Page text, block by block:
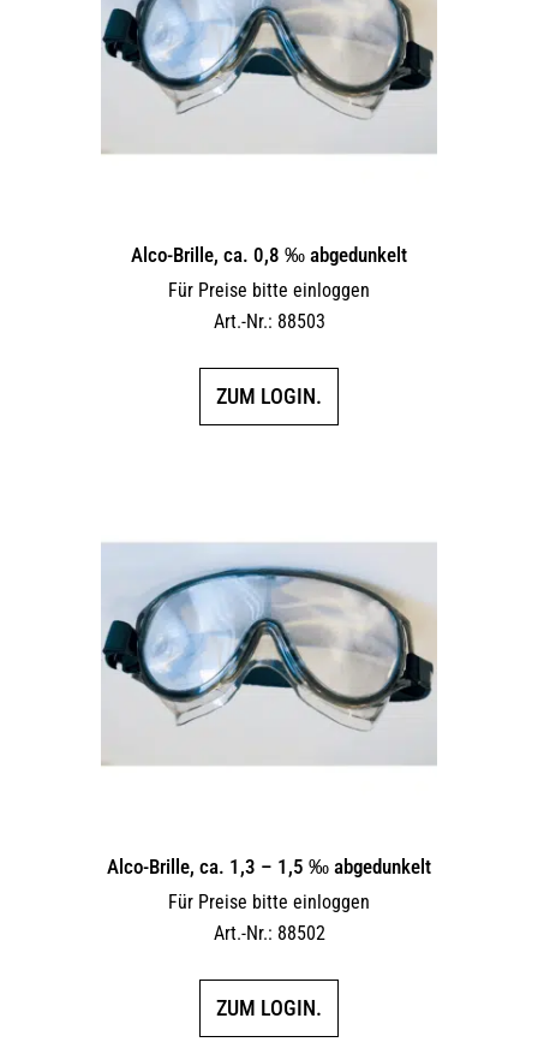
Alco-Brille, ca. 0,8 ‰ abgedunkelt
Für Preise bitte einloggen
Art.-Nr.: 88503
ZUM LOGIN.
Alco-Brille, ca. 1,3 – 1,5 ‰ abgedunkelt
Für Preise bitte einloggen
Art.-Nr.: 88502
ZUM LOGIN.